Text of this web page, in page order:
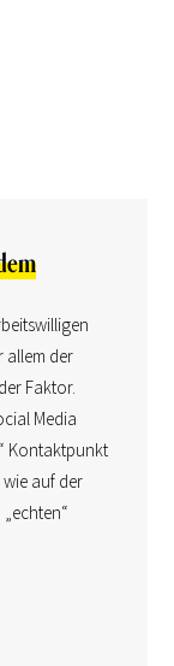
allem der
Faktor.
Media
Kontaktpunkt
wie auf der